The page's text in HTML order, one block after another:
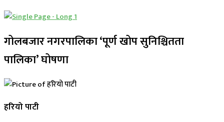
गोलबजार नगरपालिका ‘पूर्ण खोप सुनिश्चितता
पालिका’ घोषणा
हरियो पाटी